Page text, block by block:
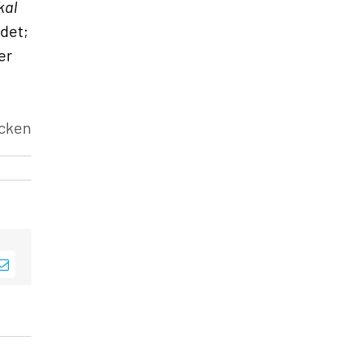
E-